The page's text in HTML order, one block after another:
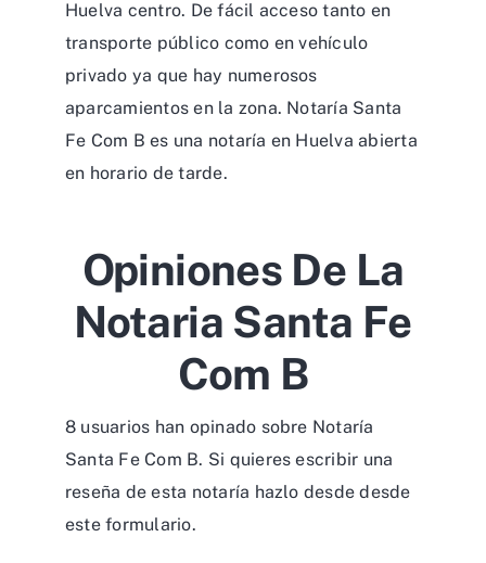
Huelva centro. De fácil acceso tanto en
transporte público como en vehículo
privado ya que hay numerosos
aparcamientos en la zona. Notaría Santa
Fe Com B es una notaría en Huelva abierta
en horario de tarde.
Opiniones De La
Notaria Santa Fe
Com B
8 usuarios han opinado sobre Notaría
Santa Fe Com B. Si quieres escribir una
reseña de esta notaría hazlo desde desde
este formulario.